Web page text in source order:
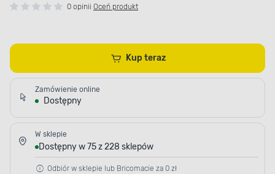
0 opinii Oceń produkt
Kup teraz
Zamówienie online
Dostępny
W sklepie
Dostępny w 75 z 228 sklepów
Odbiór w sklepie lub Bricomacie za 0 zł